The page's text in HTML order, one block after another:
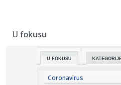
14:45:
14:43:
Stiže fabrika dronova
U fokusu
U FOKUSU
Coronavirus